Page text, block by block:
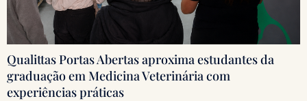
Qualittas Portas Abertas aproxima estudantes da
graduação em Medicina Veterinária com
experiências práticas